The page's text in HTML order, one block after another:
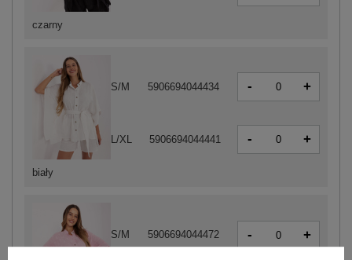
czarny
biały
S/M 5906694044434 - +
L/XL 5906694044441 - +
S/M 5906694044472 - +